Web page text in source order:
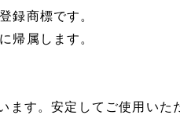
録商標です。
帰属します。
す。安定してご使用いた